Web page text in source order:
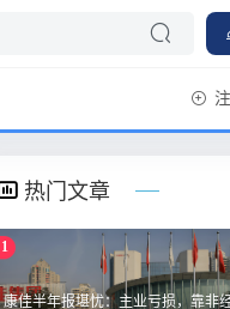
热门文章
1
康佳半年报堪忧：主业亏损，靠非